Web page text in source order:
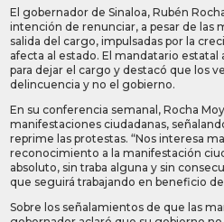
El gobernador de Sinaloa, Rubén
intención de renunciar, a pesar de las
salida del cargo, impulsadas por la
afecta al estado. El mandatario
para dejar el cargo y destacó que los
delincuencia y no el gobierno.
En su conferencia semanal, Rocha
manifestaciones ciudadanas,
reprime las protestas. “Nos interesa
reconocimiento a la manifestación
absoluto, sin traba alguna y sin
que seguirá trabajando en beneficio
Sobre los señalamientos de que las